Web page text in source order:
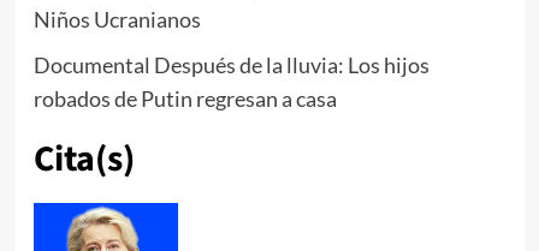
Niños Ucranianos
Documental Después de la lluvia: Los hijos
robados de Putin regresan a casa
Cita(s)